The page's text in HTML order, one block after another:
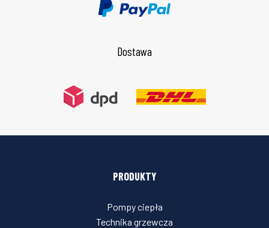
Dostawa
PRODUKTY
Pompy ciepła
Technika grzewcza